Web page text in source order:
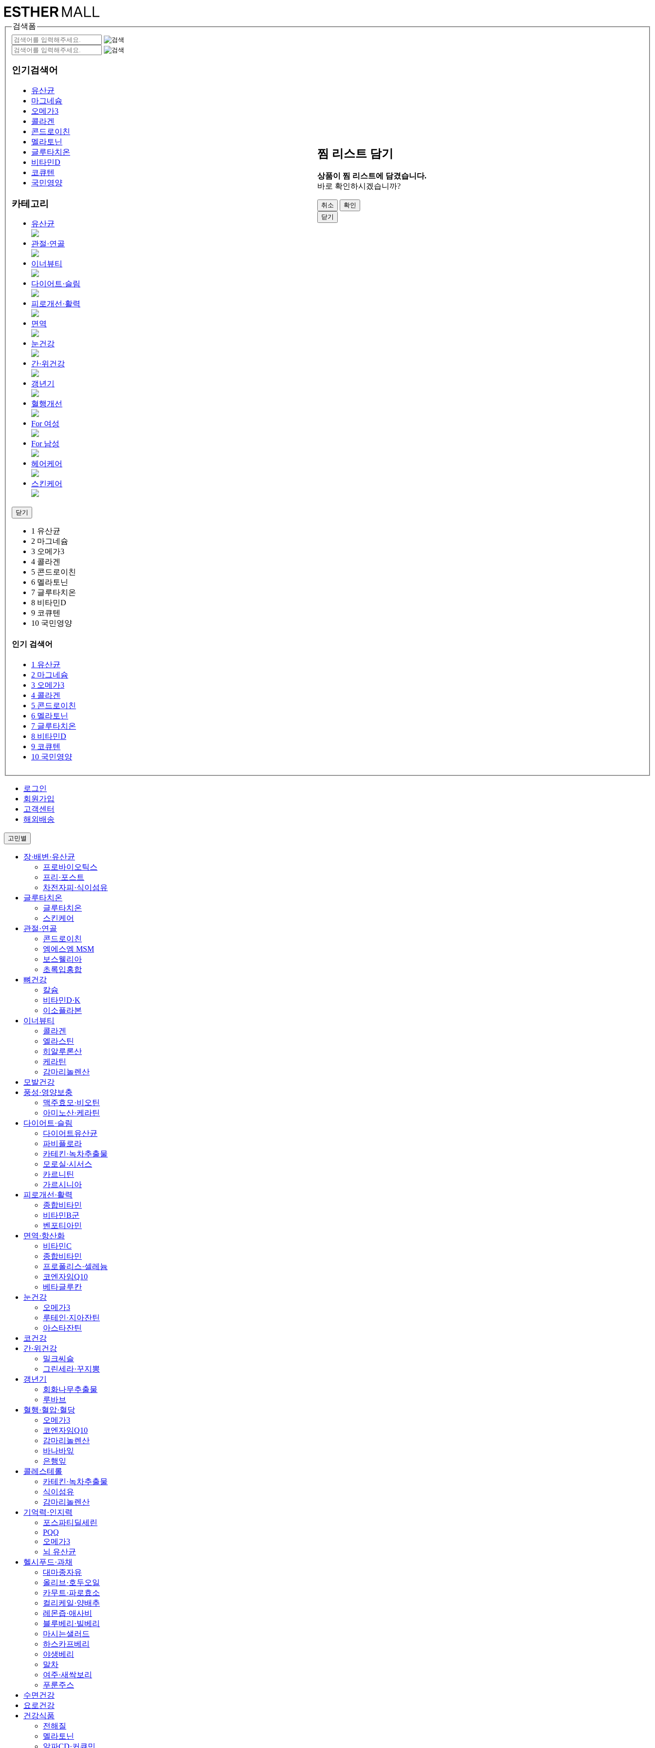
검색폼
인기검색어
유산균
마그네슘
오메가3
콜라겐
콘드로이친
멜라토닌
글루타치온
비타민D
코큐텐
국민영양
카테고리
유산균
관절·연골
이너뷰티
다이어트·슬림
피로개선·활력
면역
눈건강
간·위건강
갱년기
혈행개선
For 여성
For 남성
헤어케어
스킨케어
닫기
1 유산균
2 마그네슘
3 오메가3
4 콜라겐
5 콘드로이친
6 멜라토닌
7 글루타치온
8 비타민D
9 코큐텐
10 국민영양
인기 검색어
1 유산균
2 마그네슘
3 오메가3
4 콜라겐
5 콘드로이친
6 멜라토닌
7 글루타치온
8 비타민D
9 코큐텐
10 국민영양
로그인
회원가입
고객센터
해외배송
고민별
장·배변·유산균
프로바이오틱스
프리·포스트
차전자피·식이섬유
글루타치온
글루타치온
스킨케어
관절·연골
콘드로이친
엠에스엠 MSM
보스웰리아
초록입홍합
뼈건강
칼슘
비타민D·K
이소플라본
이너뷰티
콜라겐
엘라스틴
히알루론산
케라틴
감마리놀렌산
모발건강
풍성·영양보충
맥주효모·비오틴
아미노산·케라틴
다이어트·슬림
다이어트유산균
파비플로라
카테킨·녹차추출물
모로실·시서스
카르니틴
가르시니아
피로개선·활력
종합비타민
비타민B군
벤포티아민
면역·항산화
비타민C
종합비타민
프로폴리스·셀레늄
코엔자임Q10
베타글루칸
눈건강
오메가3
루테인·지아잔틴
아스타잔틴
코건강
간·위건강
밀크씨슬
그린세라·꾸지뽕
갱년기
회화나무추출물
루바브
혈행·혈압·혈당
오메가3
코엔자임Q10
감마리놀렌산
바나바잎
은행잎
콜레스테롤
카테킨·녹차추출물
식이섬유
감마리놀렌산
기억력·인지력
포스파티딜세린
PQQ
오메가3
뇌 유산균
헬시푸드·과채
대마종자유
올리브·호두오일
카무트·파로효소
컬리케일·양배추
레몬즙·애사비
블루베리·빌베리
마시는샐러드
하스카프베리
야생베리
말차
여주·새싹보리
푸룬주스
수면건강
요로건강
건강식품
전해질
멜라토닌
알파CD·커큐민
찜 리스트 담기
상품이 찜 리스트에 담겼습니다.
바로 확인하시겠습니까?
취소
확인
닫기